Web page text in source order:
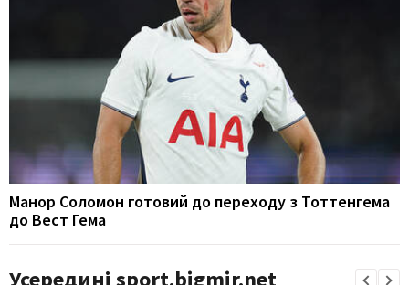
Манор Соломон готовий до переходу з Тоттенгема
до Вест Гема
Усередині sport.bigmir.net